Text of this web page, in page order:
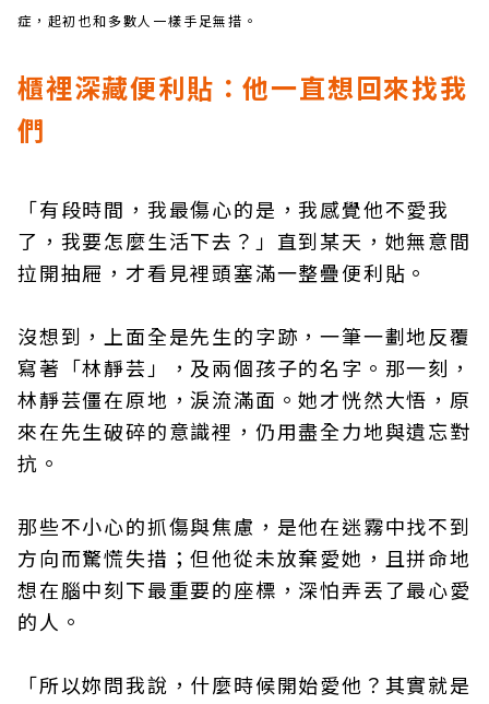
症，起初也和多數人一樣手足無措。
櫃裡深藏便利貼：他一直想回來找我
們
「有段時間，我最傷心的是，我感覺他不愛我
了，我要怎麼生活下去？」直到某天，她無意間
拉開抽屜，才看見裡頭塞滿一整疊便利貼。
沒想到，上面全是先生的字跡，一筆一劃地反覆
寫著「林靜芸」，及兩個孩子的名字。那一刻，
林靜芸僵在原地，淚流滿面。她才恍然大悟，原
來在先生破碎的意識裡，仍用盡全力地與遺忘對
抗。
那些不小心的抓傷與焦慮，是他在迷霧中找不到
方向而驚慌失措；但他從未放棄愛她，且拼命地
想在腦中刻下最重要的座標，深怕弄丟了最心愛
的人。
「所以妳問我說，什麼時候開始愛他？其實就是